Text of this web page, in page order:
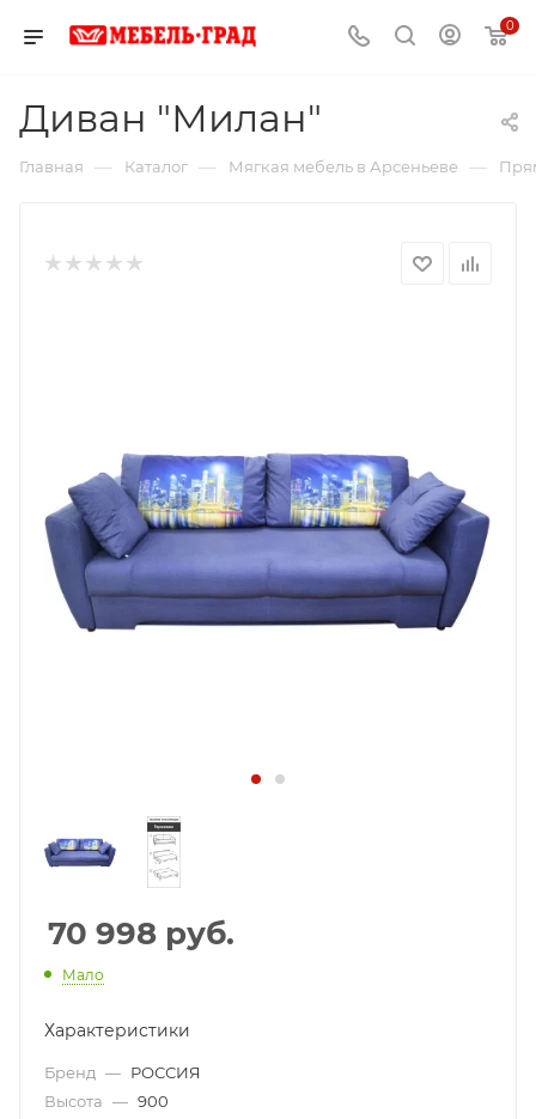
0
Диван "Милан"
Главная — Каталог — Мягкая мебель в Арсеньеве —
70 998 руб.
Мало
Характеристики
Бренд — РОССИЯ
Высота — 900